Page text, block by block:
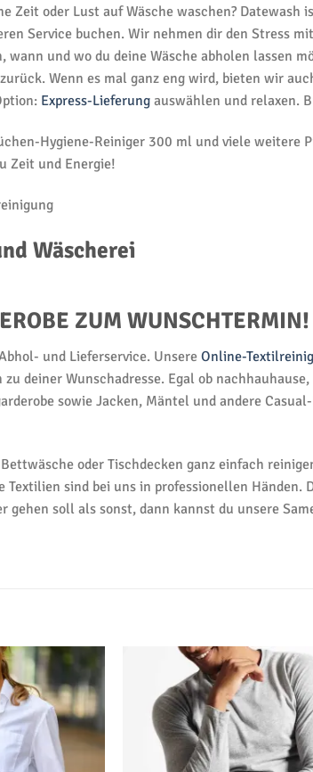
oder Lust auf Wäsche waschen? Datewash
Service buchen. Wir nehmen dir den Stress
und wo du deine Wäsche abholen lassen
Wenn es mal ganz eng wird, bieten wir
Express-Lieferung auswählen und relaxen.
Hygiene-Reiniger 300 ml und viele weitere
Zeit und Energie!
Wäscherei
ZUM WUNSCHTERMIN!
und Lieferservice. Unsere Online-
deiner Wunschadresse. Egal ob
sowie Jacken, Mäntel und andere
oder Tischdecken ganz einfach
sind bei uns in professionellen
soll als sonst, dann kannst du unsere